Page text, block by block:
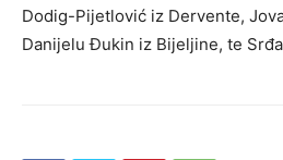
Dodig-Pijetlović iz Dervente,
Danijelu Đukin iz Bijeljine, te